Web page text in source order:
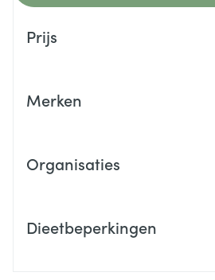
Prijs
Merken
Organisaties
Dieetbeperkingen